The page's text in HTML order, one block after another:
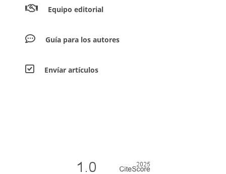
Equipo editorial
Guía para los autores
Envíar artículos